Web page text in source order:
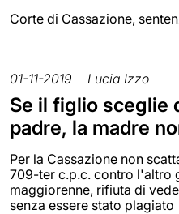
Corte di Cassazione,
01-11-2019 Lucia Izzo
Se il figlio sceglie
padre, la madre
Per la Cassazione non
709-ter c.p.c. contro l'altro
maggiorenne, rifiuta di
senza essere stato plagiato